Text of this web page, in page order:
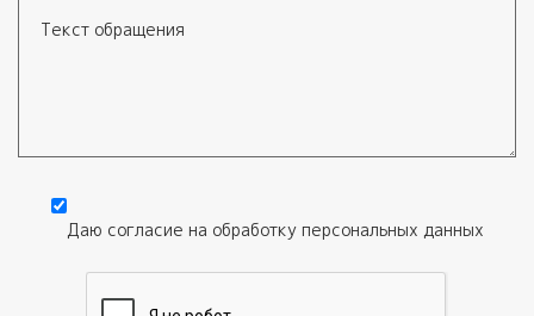
Даю согласие на обработку персональных данных